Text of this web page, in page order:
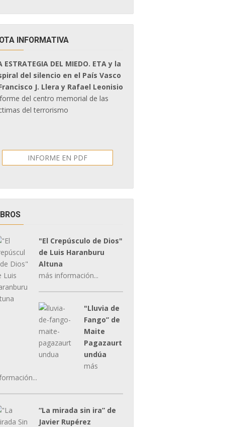
INFORMATIVA
ESTRATEGIA DEL MIEDO. ETA y la
del silencio en el País Vasco
J. Llera y Rafael Leonisio
del centro memorial de las
del terrorismo
INFORME EN PDF
"El Crepúsculo de Dios"
de Luis Haranburu
Altuna
más información...
"Lluvia de
Fango” de
Maite
Pagazaurt
undúa
más
“La mirada sin ira” de
Javier Rupérez